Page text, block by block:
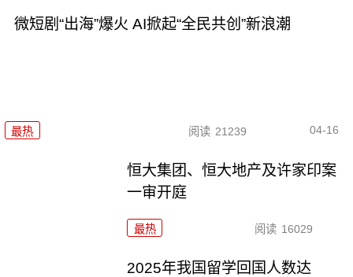
微短剧“出海”爆火 AI掀起“全民共创”新浪潮
最热 阅读 21239 04-16
恒大集团、恒大地产及许家印案
一审开庭
最热 阅读 16029
2025年我国留学回国人数达